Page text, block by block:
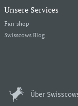
Unsere Services
Fan-shop
Swisscows Blog
Über